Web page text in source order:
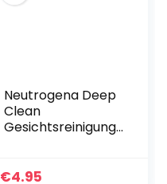
Neutrogena Deep
Clean
Gesichtsreinigung,
Glycolsäure, für
€4.95